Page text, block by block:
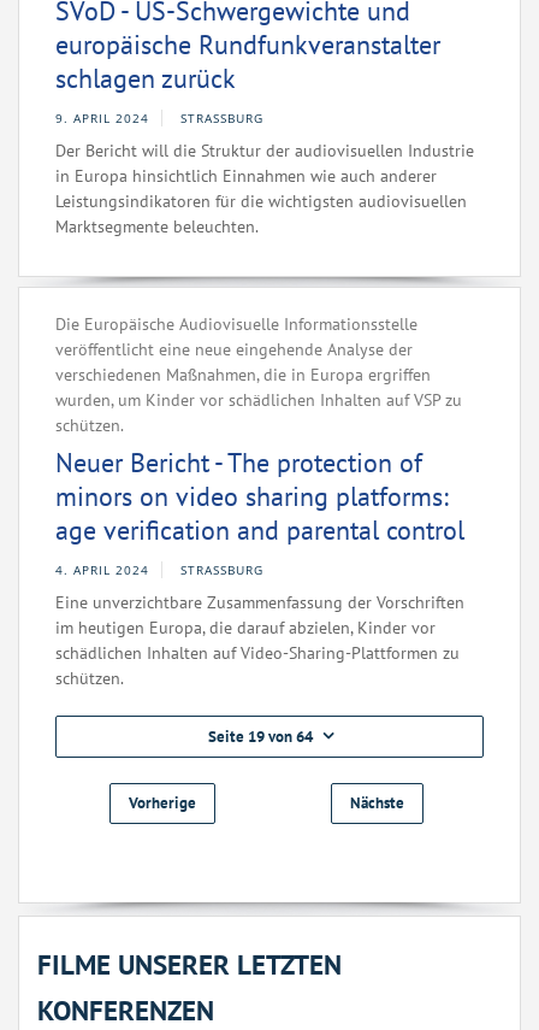
SVoD - US-Schwergewichte und
europäische Rundfunkveranstalter
schlagen zurück
9. APRIL 2024 STRASSBURG
Der Bericht will die Struktur der audiovisuellen Industrie
in Europa hinsichtlich Einnahmen wie auch anderer
Leistungsindikatoren für die wichtigsten audiovisuellen
Marktsegmente beleuchten.
Die Europäische Audiovisuelle Informationsstelle
veröffentlicht eine neue eingehende Analyse der
verschiedenen Maßnahmen, die in Europa ergriffen
wurden, um Kinder vor schädlichen Inhalten auf VSP zu
schützen.
Neuer Bericht - The protection of
minors on video sharing platforms:
age verification and parental control
4. APRIL 2024 STRASSBURG
Eine unverzichtbare Zusammenfassung der Vorschriften
im heutigen Europa, die darauf abzielen, Kinder vor
schädlichen Inhalten auf Video-Sharing-Plattformen zu
schützen.
Seite 19 von 64
Vorherige Nächste
FILME UNSERER LETZTEN
KONFERENZEN